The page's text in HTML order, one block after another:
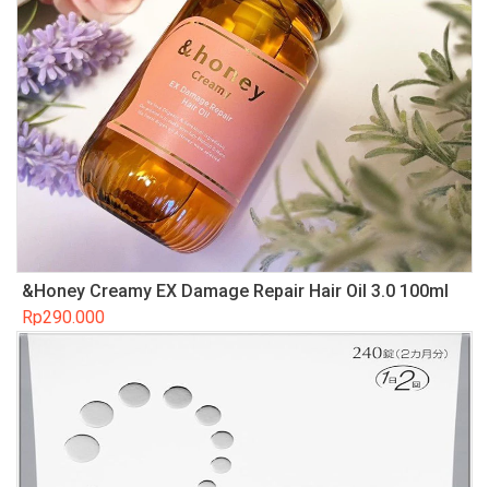
&Honey Creamy EX Damage Repair Hair Oil 3.0 100ml
Rp290.000